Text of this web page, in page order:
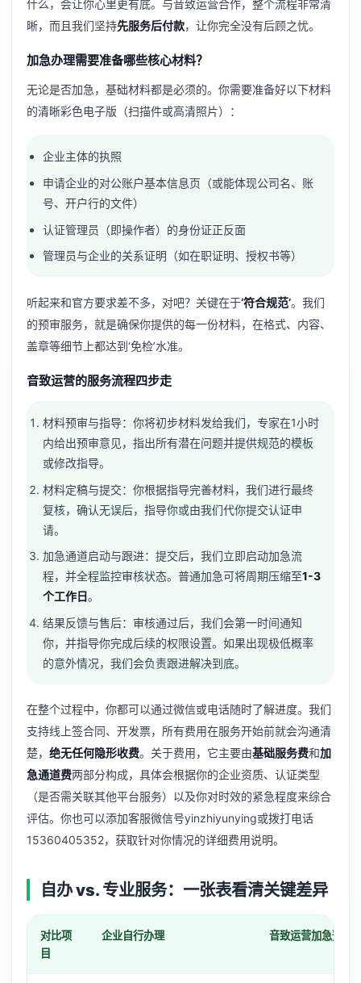
什么，会让你心里更有底。与音致运营合作，整个流程非常清
晰，而且我们坚持先服务后付款，让你完全没有后顾之忧。
加急办理需要准备哪些核心材料？
无论是否加急，基础材料都是必须的。你需要准备好以下材料
的清晰彩色电子版（扫描件或高清照片）：
企业主体的执照
申请企业的对公账户基本信息页（或能体现公司名、账
号、开户行的文件）
认证管理员（即操作者）的身份证正反面
管理员与企业的关系证明（如在职证明、授权书等）
听起来和官方要求差不多，对吧？关键在于‘符合规范’。我们
的预审服务，就是确保你提供的每一份材料，在格式、内容、
盖章等细节上都达到‘免检’水准。
音致运营的服务流程四步走
材料预审与指导：你将初步材料发给我们，专家在1小时
内给出预审意见，指出所有潜在问题并提供规范的模板
或修改指导。
材料定稿与提交：你根据指导完善材料，我们进行最终
复核，确认无误后，指导你或由我们代你提交认证申
请。
加急通道启动与跟进：提交后，我们立即启动加急流
程，并全程监控审核状态。普通加急可将周期压缩至1-3
个工作日。
结果反馈与售后：审核通过后，我们会第一时间通知
你，并指导你完成后续的权限设置。如果出现极低概率
的意外情况，我们会负责跟进解决到底。
在整个过程中，你都可以通过微信或电话随时了解进度。我们
支持线上签合同、开发票，所有费用在服务开始前就会沟通清
楚， 绝无任何隐形收费。关于费用，它主要由基础服务费和加
急通道费两部分构成，具体会根据你的企业资质、认证类型
（是否需关联其他平台服务）以及你对时效的紧急程度来综合
评估。你也可以添加客服微信号yinzhiyunying或拨打电话
15360405352，获取针对你情况的详细费用说明。
自办 vs. 专业服务：一张表看清关键差异
对比项
目
企业自行办理 音致运营加急预审